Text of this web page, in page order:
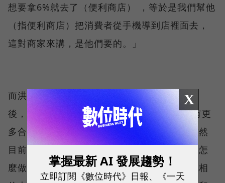
想要拿6%就去了（便利商店） ，等於是我們幫他
（指便利商店）把消費者從手機導到店裡面去，
這對商家來講，是他們要的。」
而洪偉洲也預告，在兩大便利超商的合作上線
後，一直到明年第一季，LINE Pay很快還會有更
多合作案陸續上線，而且都會是實體店家。雖然
目前還不能透露商家細節，但他表示，「人家怎
麼做，我們就應該去哪裡，沒理由不去。」他相
X
掌握最新 AI 發展趨勢！
立即訂閱《數位時代》日報、《一天